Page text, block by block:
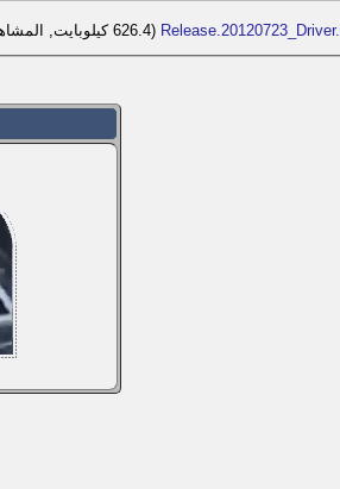
(626.4 كيلوبايت, المشاهدات 25)